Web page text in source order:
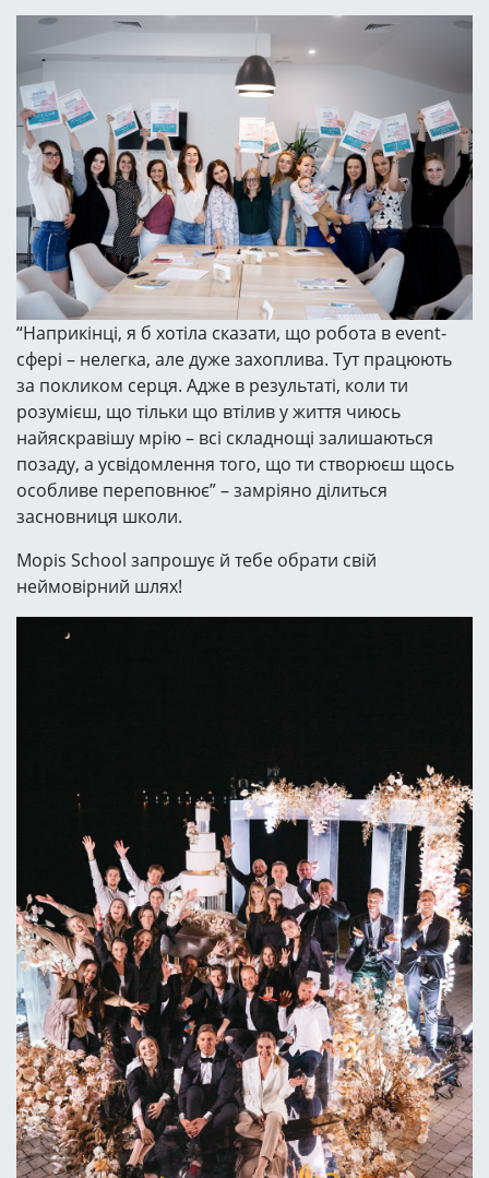
“Наприкінці, я б хотіла сказати, що робота в event-
сфері – нелегка, але дуже захоплива. Тут працюють
за покликом серця. Адже в результаті, коли ти
розумієш, що тільки що втілив у життя чиюсь
найяскравішу мрію – всі складнощі залишаються
позаду, а усвідомлення того, що ти створюєш щось
особливе переповнює” – замріяно ділиться
засновниця школи.
Mopis School запрошує й тебе обрати свій
неймовірний шлях!